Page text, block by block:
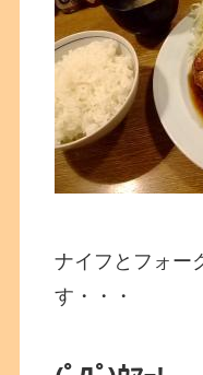
ナイフとフォー
す・・・